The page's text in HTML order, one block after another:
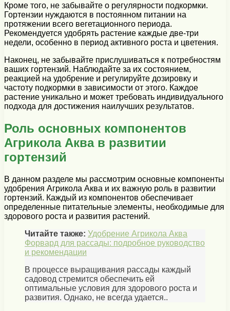
Кроме того, не забывайте о регулярности подкормки.
Гортензии нуждаются в постоянном питании на
протяжении всего вегетационного периода.
Рекомендуется удобрять растение каждые две-три
недели, особенно в период активного роста и цветения.
Наконец, не забывайте прислушиваться к потребностям
ваших гортензий. Наблюдайте за их состоянием,
реакцией на удобрение и регулируйте дозировку и
частоту подкормки в зависимости от этого. Каждое
растение уникально и может требовать индивидуального
подхода для достижения наилучших результатов.
Роль основных компонентов
Агрикола Аква в развитии
гортензий
В данном разделе мы рассмотрим основные компоненты
удобрения Агрикола Аква и их важную роль в развитии
гортензий. Каждый из компонентов обеспечивает
определенные питательные элементы, необходимые для
здорового роста и развития растений.
Читайте также: Удобрение Агрикола Аква
Форвард для рассады: подробное руководство
и рекомендации
В процессе выращивания рассады каждый
садовод стремится обеспечить ей
оптимальные условия для здорового роста и
развития. Однако, не всегда удается..